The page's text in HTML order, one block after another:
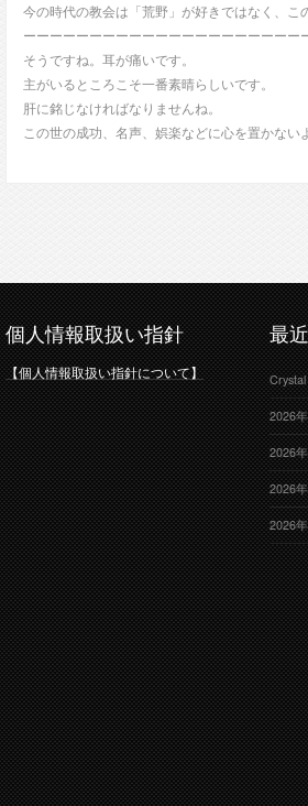
今の時代の教会は「荒野」が好きではなく、こ
ーーーーーーーーーーーーーーーーーーーーー
そうですね。耳が痛いです。
主がいるところこそ一番素晴らしいです。
肝に銘じなければなりませんね。
この世の成功、名声、娯楽などに心を置かない
個人情報取扱い指針
【個人情報取扱い指針について】
最
2026
2026
2026
2026